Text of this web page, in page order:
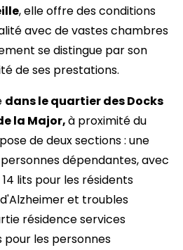
, elle offre des conditions
avec de vastes chambres
se distingue par son
de ses prestations.
dans le quartier des Docks
la Major,à proximité du
de deux sections : une
dépendantes, avec
lits pour les résidents
et troubles
résidence services
pour les personnes